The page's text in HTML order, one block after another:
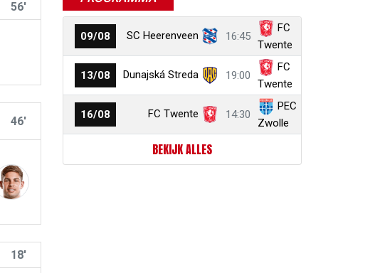
56'
46'
18'
09/08 SC Heerenveen 16:45
FC
Twente
13/08 Dunajská Streda 19:00
FC
Twente
16/08 FC Twente 14:30
PEC
Zwolle
BEKIJK ALLES